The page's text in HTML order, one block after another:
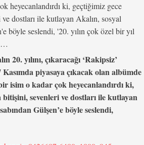
heyecanlandırdı ki, geçtiğimiz gece
dostları ile kutlayan Akalın, sosyal
böyle seslendi, '20. yılın çok özel bir yıl
…
20. yılını, çıkaracağı ‘Rakipsiz’
piyasaya çıkacak olan albümde
isim o kadar çok heyecanlandırdı ki,
sevenleri ve dostları ile kutlayan
Gülşen’e böyle seslendi,